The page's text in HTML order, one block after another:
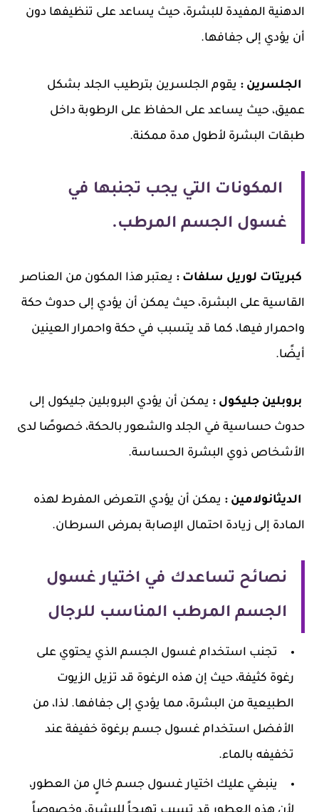
الدهنية المفيدة للبشرة، حيث يساعد على تنظيفها دون
أن يؤدي إلى جفافها.
الجلسرين : يقوم الجلسرين بترطيب الجلد بشكل
عميق، حيث يساعد على الحفاظ على الرطوبة داخل
طبقات البشرة لأطول مدة ممكنة.
المكونات التي يجب تجنبها في
غسول الجسم المرطب.
كبريتات لوريل سلفات : يعتبر هذا المكون من العناصر
القاسية على البشرة، حيث يمكن أن يؤدي إلى حدوث حكة
واحمرار فيها، كما قد يتسبب في حكة واحمرار العينين
أيضًا.
بروبلين جليكول : يمكن أن يؤدي البروبلين جليكول إلى
حدوث حساسية في الجلد والشعور بالحكة، خصوصًا لدى
الأشخاص ذوي البشرة الحساسة.
الديثانولامين : يمكن أن يؤدي التعرض المفرط لهذه
المادة إلى زيادة احتمال الإصابة بمرض السرطان.
نصائح تساعدك في اختيار غسول
الجسم المرطب المناسب للرجال
تجنب استخدام غسول الجسم الذي يحتوي على
رغوة كثيفة، حيث إن هذه الرغوة قد تزيل الزيوت
الطبيعية من البشرة، مما يؤدي إلى جفافها. لذا، من
الأفضل استخدام غسول جسم برغوة خفيفة عند
تخفيفه بالماء.
ينبغي عليك اختيار غسول جسم خالٍ من العطور،